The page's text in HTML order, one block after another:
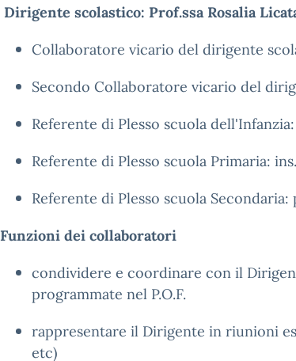
Dirigente scolastico: Prof.ssa Rosalia
Collaboratore vicario del dirigente
Secondo Collaboratore vicario del
Referente di Plesso scuola
Referente di Plesso scuola Primaria:
Referente di Plesso scuola
Funzioni dei collaboratori
condividere e coordinare con il
programmate nel P.O.F.
rappresentare il Dirigente in riunioni
etc)